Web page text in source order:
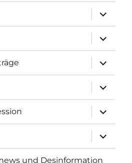
anzeigen
anzeigen
anzeigen
anzeigen
anzeigen
anzeigen
und Desinformation